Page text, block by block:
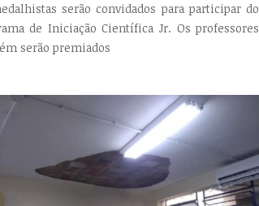
serão convidados para participar do
de Iniciação Científica Jr. Os professores
serão premiados